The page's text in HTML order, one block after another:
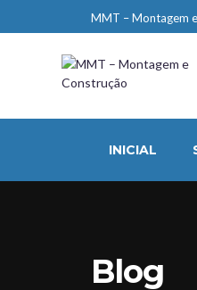
MMT – Montagem
INICIAL
Blog